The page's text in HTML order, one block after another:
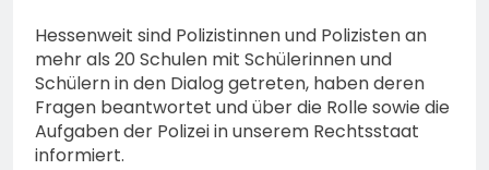
Hessenweit sind Polizistinnen und Polizisten an
mehr als 20 Schulen mit Schülerinnen und
Schülern in den Dialog getreten, haben deren
Fragen beantwortet und über die Rolle sowie die
Aufgaben der Polizei in unserem Rechtsstaat
informiert.